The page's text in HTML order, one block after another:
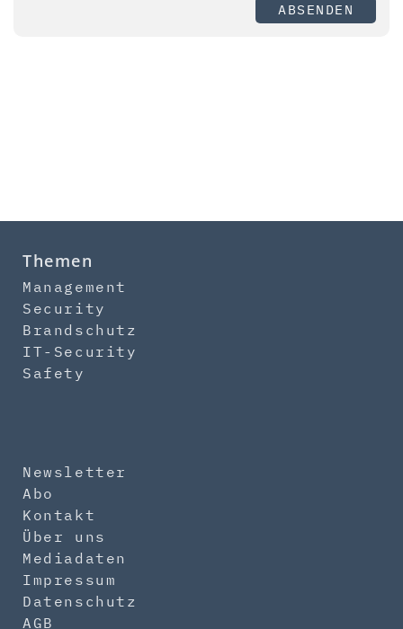
ABSENDEN
Themen
Management
Security
Brandschutz
IT-Security
Safety
Newsletter
Abo
Kontakt
Über uns
Mediadaten
Impressum
Datenschutz
AGB